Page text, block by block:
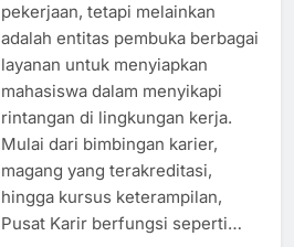
pekerjaan, tetapi melainkan
adalah entitas pembuka berbagai
layanan untuk menyiapkan
mahasiswa dalam menyikapi
rintangan di lingkungan kerja.
Mulai dari bimbingan karier,
magang yang terakreditasi,
hingga kursus keterampilan,
Pusat Karir berfungsi seperti…